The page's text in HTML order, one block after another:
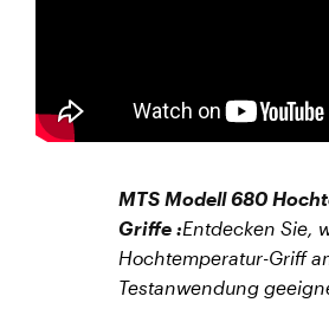
MTS Modell 680
Griffe :Entdecken Sie,
Hochtemperatur-Griff
Testanwendung